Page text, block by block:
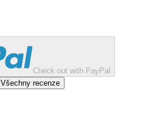
Check out with PayPal
Všechny recenze